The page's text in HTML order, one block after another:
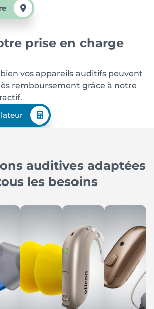
prise en charge
vos appareils auditifs peuvent
remboursement grâce à notre
auditives adaptées
les besoins